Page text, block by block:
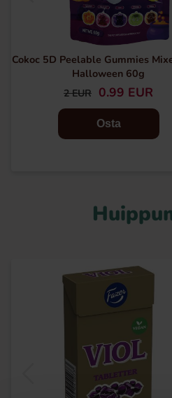
Cokoc 5D Peelable Gummies
Halloween 60g
2 EUR 0.99 EUR
Osta